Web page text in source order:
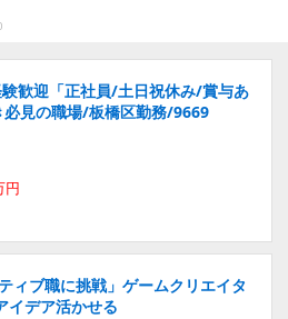
歓迎「正社員/土日祝休み/賞与あ
必見の職場/板橋区勤務/9669
円
ィブ職に挑戦」ゲームクリエイタ
イデア活かせる